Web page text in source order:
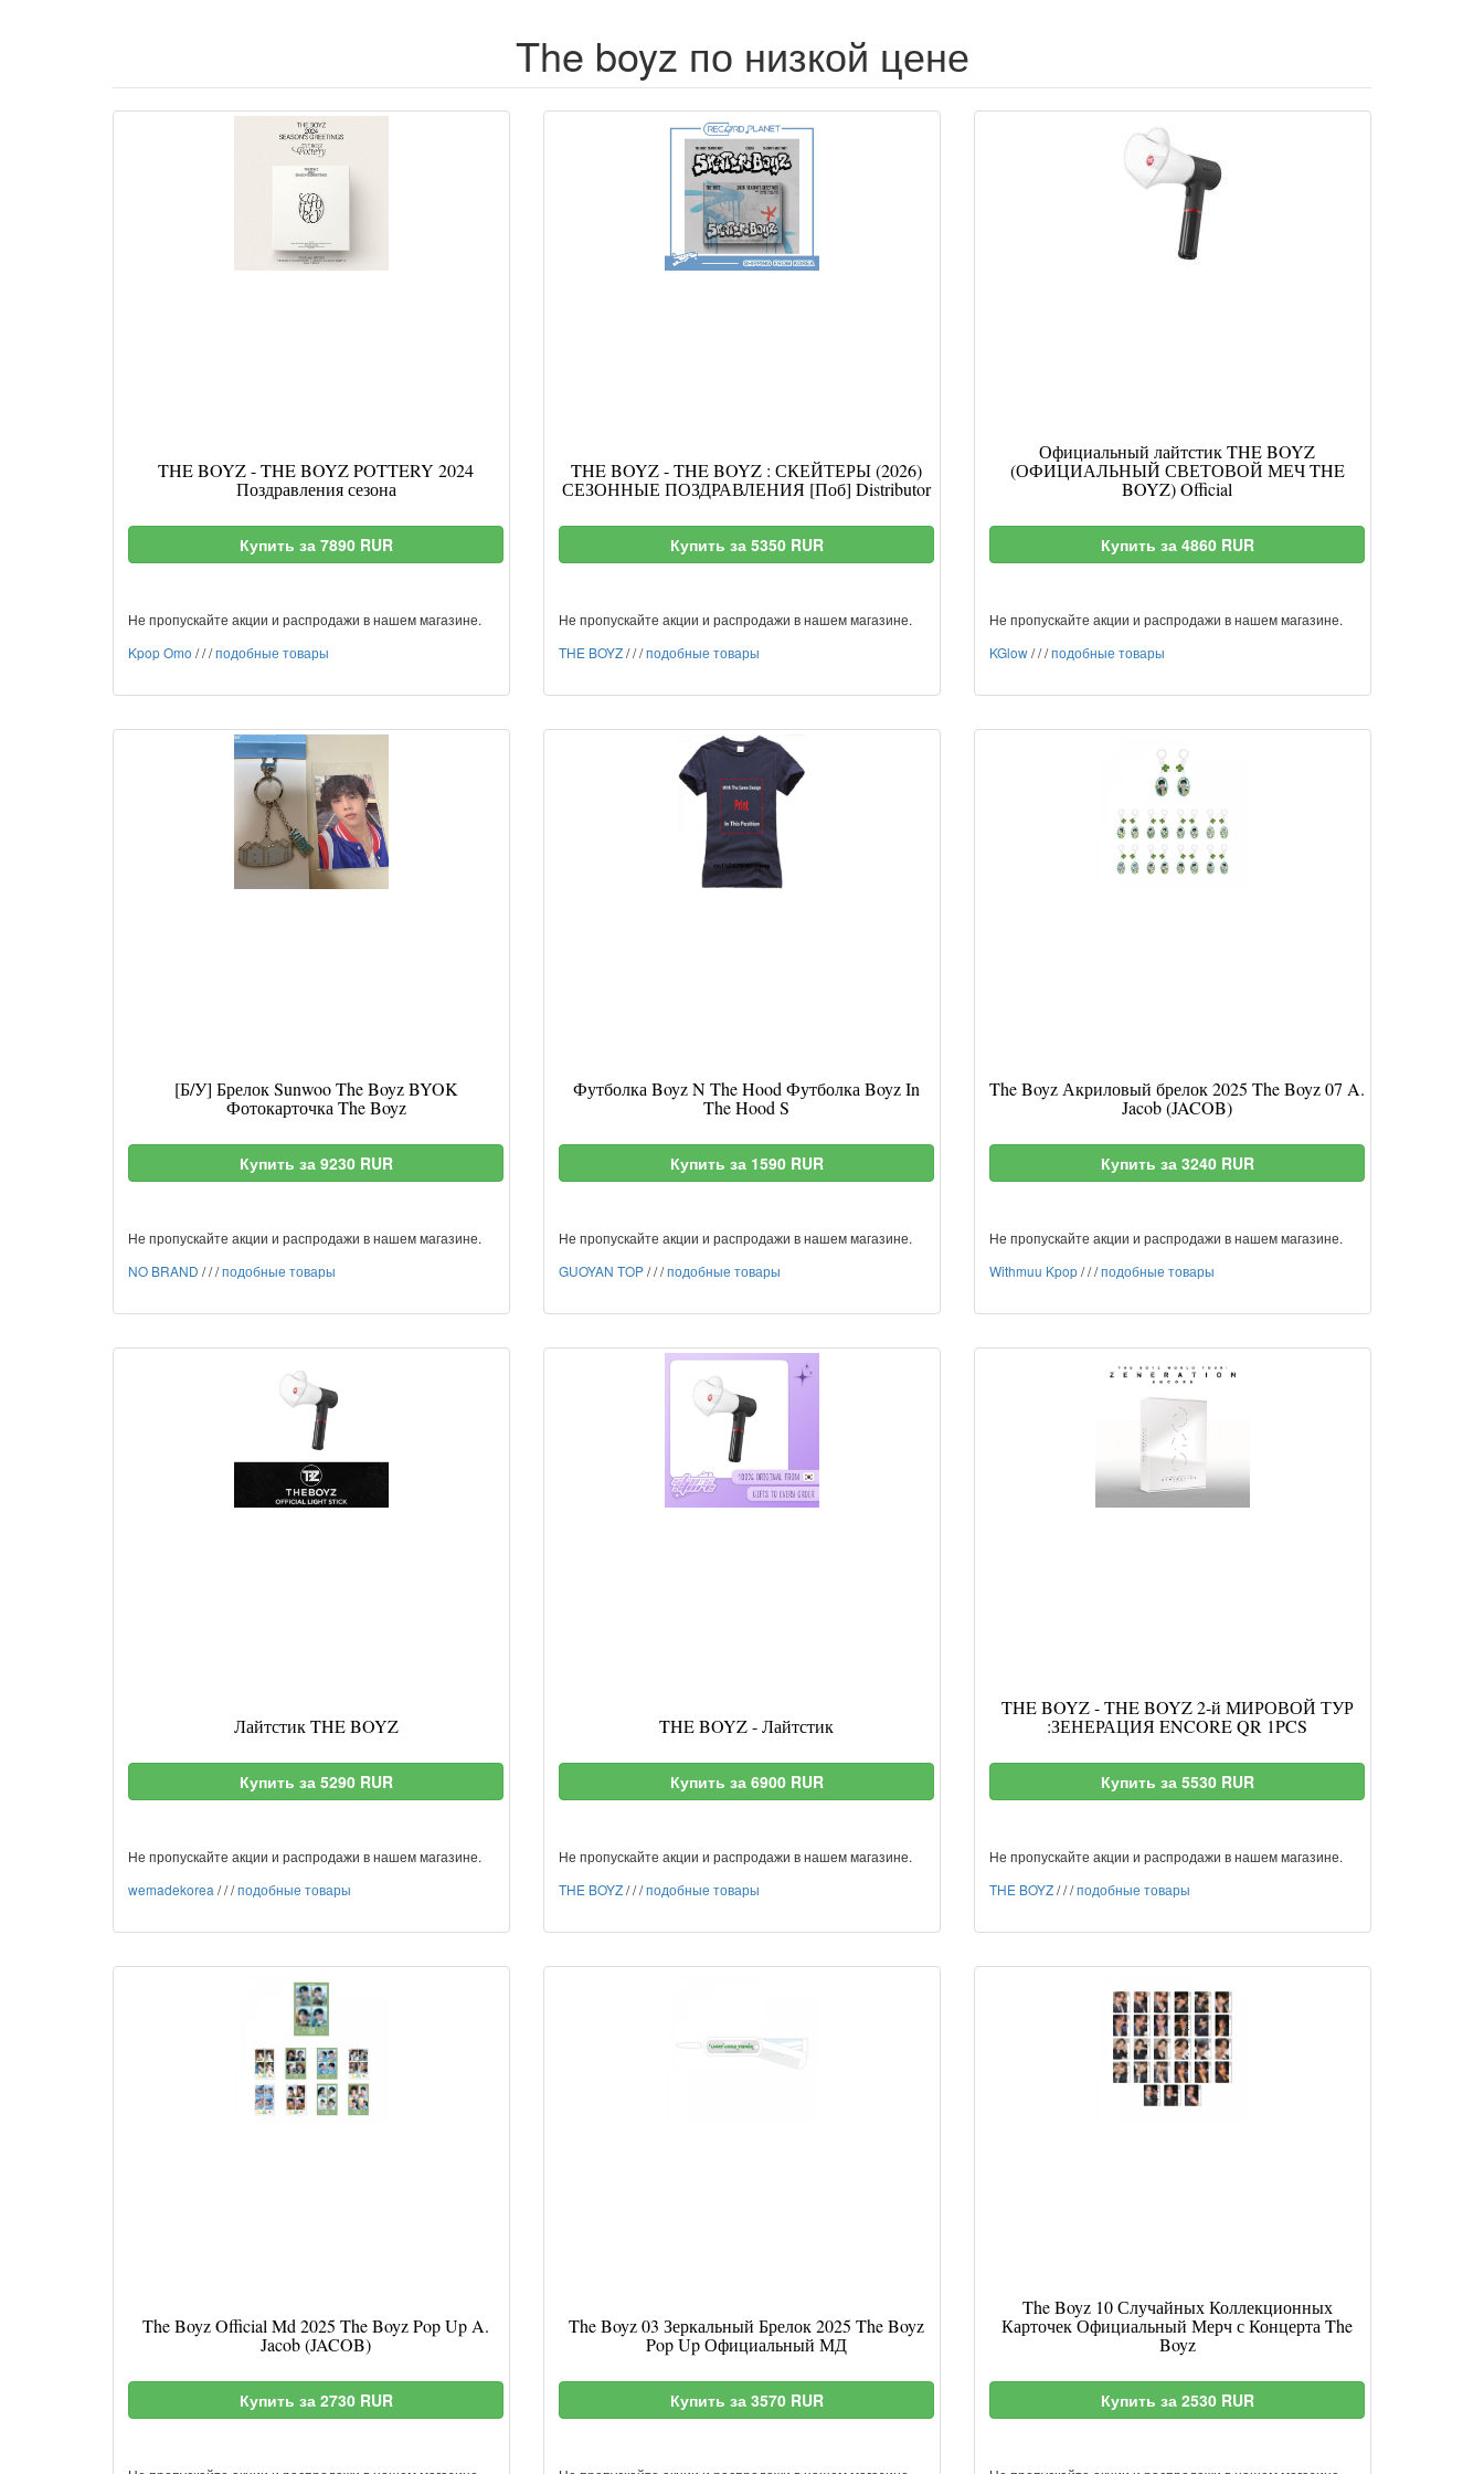
The boyz по низкой цене
THE BOYZ - THE BOYZ POTTERY 2024
Поздравления сезона
Купить за 7890 RUR
Не пропускайте акции и распродажи в нашем магазине.
Kpop Omo ///подобные товары
THE BOYZ - THE BOYZ : СКЕЙТЕРЫ (2026)
СЕЗОННЫЕ ПОЗДРАВЛЕНИЯ [Поб] Distributor
Купить за 5350 RUR
Не пропускайте акции и распродажи в нашем магазине.
THE BOYZ///подобные товары
Официальный лайтстик THE BOYZ
(ОФИЦИАЛЬНЫЙ СВЕТОВОЙ МЕЧ THE
BOYZ) Official
Купить за 4860 RUR
Не пропускайте акции и распродажи в нашем магазине.
KGlow///подобные товары
[Б/У] Брелок Sunwoo The Boyz BYOK
Фотокарточка The Boyz
Купить за 9230 RUR
Не пропускайте акции и распродажи в нашем магазине.
NO BRAND ///подобные товары
Футболка Boyz N The Hood Футболка Boyz In
The Hood S
Купить за 1590 RUR
Не пропускайте акции и распродажи в нашем магазине.
GUOYAN TOP///подобные товары
The Boyz Акриловый брелок 2025 The Boyz 07 A.
Jacob (JACOB)
Купить за 3240 RUR
Не пропускайте акции и распродажи в нашем магазине.
Withmuu Kpop///подобные товары
Лайтстик THE BOYZ
Купить за 5290 RUR
Не пропускайте акции и распродажи в нашем магазине.
wemadekorea ///подобные товары
THE BOYZ - Лайтстик
Купить за 6900 RUR
Не пропускайте акции и распродажи в нашем магазине.
THE BOYZ///подобные товары
THE BOYZ - THE BOYZ 2-й МИРОВОЙ ТУР
:ЗЕНЕРАЦИЯ ENCORE QR 1PCS
Купить за 5530 RUR
Не пропускайте акции и распродажи в нашем магазине.
THE BOYZ///подобные товары
The Boyz Official Md 2025 The Boyz Pop Up A.
Jacob (JACOB)
Купить за 2730 RUR
The Boyz 03 Зеркальный Брелок 2025 The Boyz
Pop Up Официальный МД
Купить за 3570 RUR
The Boyz 10 Случайных Коллекционных
Карточек Официальный Мерч с Концерта The
Boyz
Купить за 2530 RUR